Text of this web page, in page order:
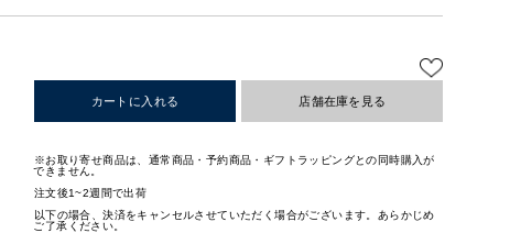
カートに入れる 店舗在庫を見る
※お取り寄せ商品は、通常商品・予約商品・ギフトラッピングとの同時購入が
できません。
注文後1~2週間で出荷
以下の場合、決済をキャンセルさせていただく場合がございます。あらかじめ
ご了承ください。